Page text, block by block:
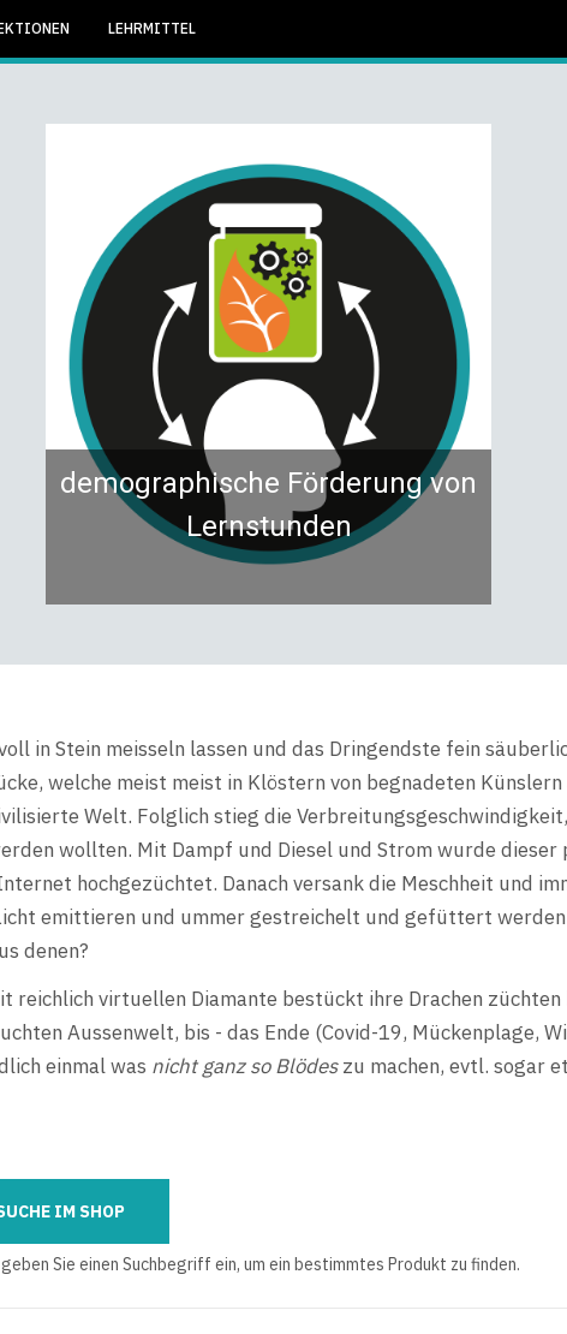
LEHRMITTEL
demographische Förderung von
Lernstunden
in Stein meisseln lassen und das Dringendste fein
welche meist meist in Klöstern von begnadeten
Welt. Folglich stieg die
wollten. Mit Dampf und Diesel und Strom wurde dieser
hochgezüchtet. Danach versank die Meschheit und
emittieren und ummer gestreichelt und gefüttert
denen?
reichlich virtuellen Diamante bestückt ihre Drachen
Aussenwelt, bis - das Ende (Covid-19, Mückenplage,
einmal was nicht ganz so Blödeszu machen, evtl. sogar
Sie einen Suchbegriff ein, um ein bestimmtes Produkt zu finden.